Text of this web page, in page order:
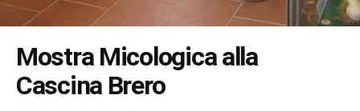
Mostra Micologica alla
Cascina Brero